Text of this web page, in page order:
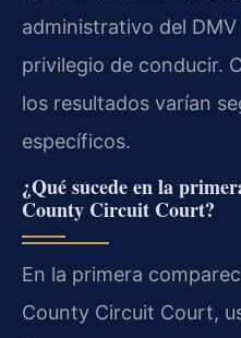
administrativo del
privilegio de conducir.
los resultados varían
específicos.
¿Qué sucede en la
County Circuit Court?
En la primera
County Circuit Court,